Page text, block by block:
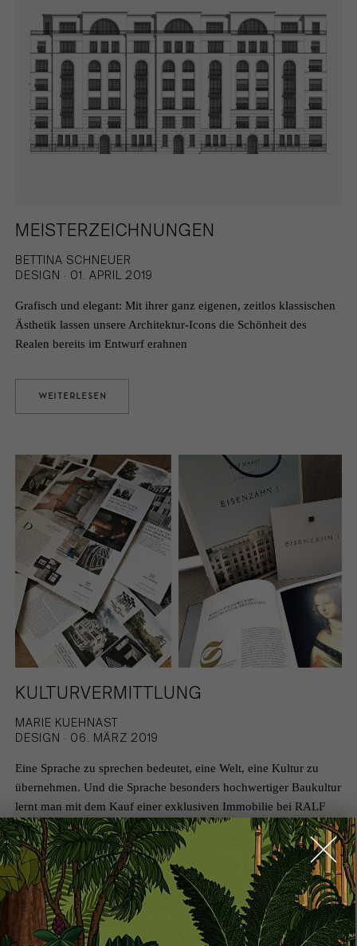
MEISTERZEICHNUNGEN
BETTINA SCHNEUER
DESIGN · 01. APRIL 2019
Grafisch und elegant: Mit ihrer ganz eigenen, zeitlos klassischen
Ästhetik lassen unsere Architektur-Icons die Schönheit des
Realen bereits im Entwurf erahnen
WEITERLESEN
KULTURVERMITTLUNG
MARIE KUEHNAST
DESIGN · 06. MÄRZ 2019
Eine Sprache zu sprechen bedeutet, eine Welt, eine Kultur zu
übernehmen. Und die Sprache besonders hochwertiger Baukultur
lernt man mit dem Kauf einer exklusiven Immobilie bei RALF
SCHMITZ wirklich schnell....
WEITERLESEN